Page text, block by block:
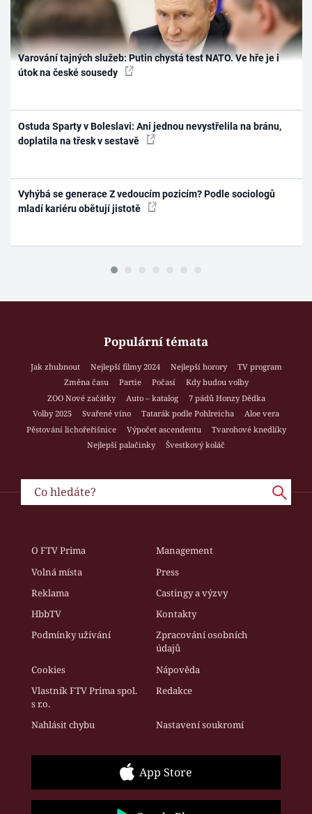
Varování tajných služeb: Putin chystá test NATO. Ve hře je i
útok na české sousedy
Ostuda Sparty v Boleslavi: Ani jednou nevystřelila na bránu,
doplatila na třesk v sestavě
Vyhýbá se generace Z vedoucím pozicím? Podle sociologů
mladí kariéru obětují jistotě
Populární témata
Jak zhubnout Nejlepší filmy 2024 Nejlepší horory
TV program
Změna času
Partie Počasí
Kdy budou volby
ZOO Nové začátky
Auto – katalog
7 pádů Honzy Dědka
Volby 2025
Svařené víno Tatarák podle Pohlreicha
Aloe vera
Pěstování lichořeřišnice
Výpočet ascendentu
Tvarohové knedlíky
Nejlepší palačinky
Švestkový koláč
O FTV Prima
Management
Volná místa
Press
Reklama
Castingy a výzvy
HbbTV
Kontakty
Podmínky užívání
Zpracování osobních
údajů
Cookies
Nápověda
Vlastník FTV Prima spol.
s r.o.
Redakce
Nahlásit chybu Nastavení soukromí
App Store